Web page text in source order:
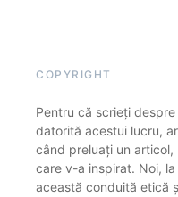
COPYRIGHT
Pentru că scrieți
datorită acestui lucru,
când preluați un
care v-a inspirat. Noi,
această conduită etică